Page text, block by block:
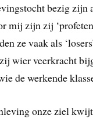
bezig zijn
mij zijn zij
ze vaak als
wier veerkracht
de werkende
onze ziel